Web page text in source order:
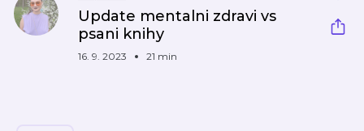
Update mentalni zdravi vs
psani knihy
16. 9. 2023 21 min